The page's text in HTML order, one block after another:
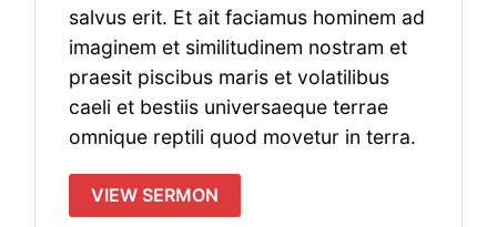
salvus erit. Et ait faciamus hominem ad
imaginem et similitudinem nostram et
praesit piscibus maris et volatilibus
caeli et bestiis universaeque terrae
omnique reptili quod movetur in terra.
VIEW SERMON